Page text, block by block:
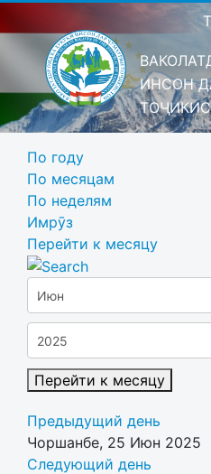
ИНСОН
По году
По месяцам
По неделям
Имрӯз
Перейти к месяцу
Перейти к месяцу
Предыдущий день
Чоршанбе, 25 Июн 2025
Следующий день